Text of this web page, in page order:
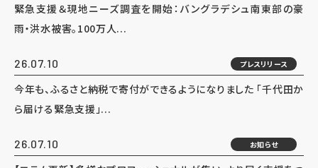
緊急支援＆現地ニーズ調査を開始：バングラデシュ南東部の豪
雨・洪水被害。100万人...
26.07.10 プレスリリース
今年も、ふるさと納税で寄付ができるようになりました 「千代田か
ら届ける緊急支援」...
26.07.10 お知らせ